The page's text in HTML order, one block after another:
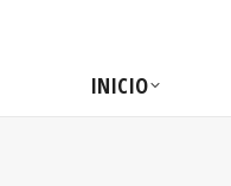
INICIO